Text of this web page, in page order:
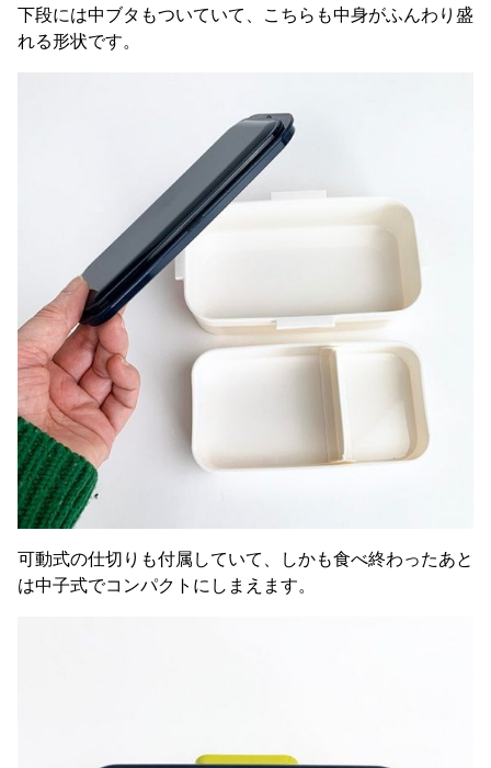
下段には中ブタもついていて、こちらも中身がふんわり盛
れる形状です。
可動式の仕切りも付属していて、しかも食べ終わったあと
は中子式でコンパクトにしまえます。